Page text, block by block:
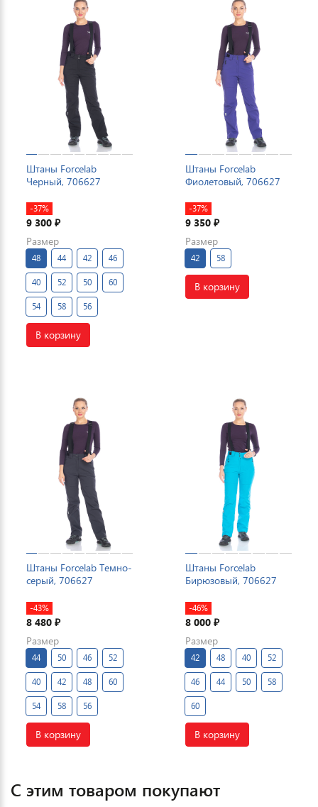
Штаны Forcelab
Черный, 706627
-37%
9 300 ₽
Размер
48 44 42 46
40 52 50 60
54 58 56
В корзину
Штаны Forcelab
Фиолетовый, 706627
-37%
9 350 ₽
Размер
42 58
В корзину
Штаны Forcelab Темно-
серый, 706627
-43%
8 480 ₽
Размер
44 50 46 52
40 42 48 60
54 58 56
В корзину
Штаны Forcelab
Бирюзовый, 706627
-46%
8 000 ₽
Размер
42 48 40 52
46 44 50 58
60
В корзину
С этим товаром покупают